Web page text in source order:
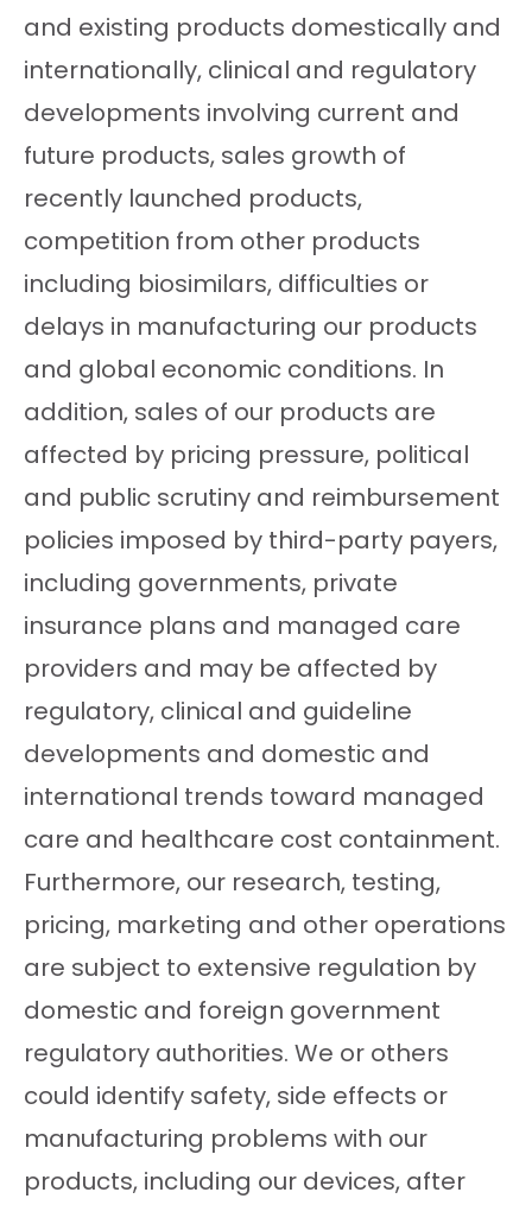
and existing products domestically and
internationally, clinical and regulatory
developments involving current and
future products, sales growth of
recently launched products,
competition from other products
including biosimilars, difficulties or
delays in manufacturing our products
and global economic conditions. In
addition, sales of our products are
affected by pricing pressure, political
and public scrutiny and reimbursement
policies imposed by third-party payers,
including governments, private
insurance plans and managed care
providers and may be affected by
regulatory, clinical and guideline
developments and domestic and
international trends toward managed
care and healthcare cost containment.
Furthermore, our research, testing,
pricing, marketing and other operations
are subject to extensive regulation by
domestic and foreign government
regulatory authorities. We or others
could identify safety, side effects or
manufacturing problems with our
products, including our devices, after